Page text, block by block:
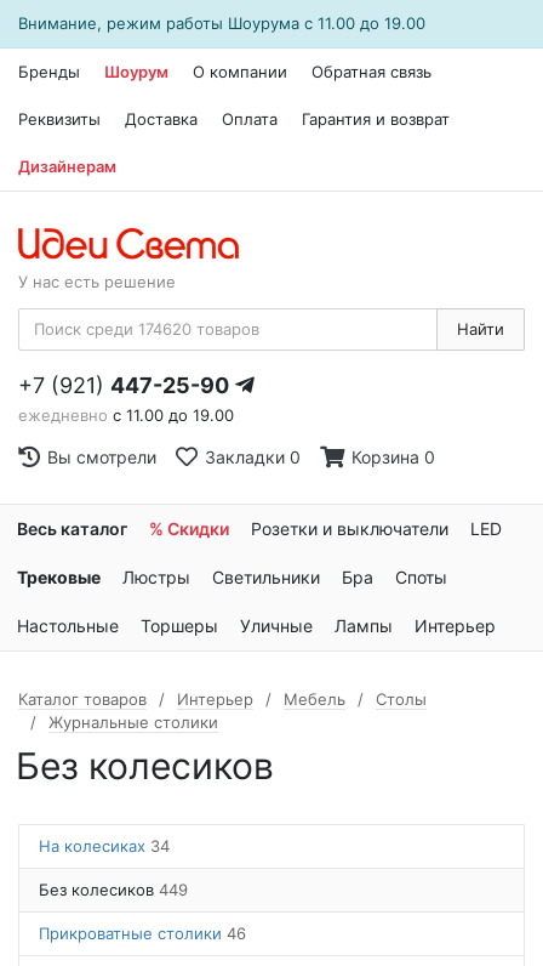
Внимание, режим работы Шоурума с 11.00 до 19.00
Бренды Шоурум О компании Обратная связь
Реквизиты Доставка Оплата Гарантия и возврат
Дизайнерам
У нас есть решение
Найти
+7 (921) 447-25-90
ежедневно с 11.00 до 19.00
Вы смотрели Закладки 0 Корзина 0
Весь каталог % Скидки Розетки и выключатели LED
Трековые Люстры Светильники Бра Споты
Настольные Торшеры Уличные Лампы Интерьер
Каталог товаров Интерьер Мебель
Столы
Журнальные столики
Без колесиков
На колесиках 34
Без колесиков 449
Прикроватные столики 46